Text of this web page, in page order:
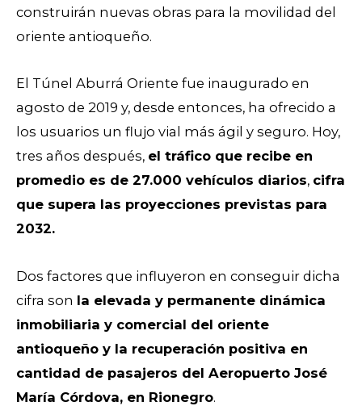
construirán nuevas obras para la movilidad del
oriente antioqueño.
El Túnel Aburrá Oriente fue inaugurado en
agosto de 2019 y, desde entonces, ha ofrecido a
los usuarios un flujo vial más ágil y seguro. Hoy,
tres años después, el tráfico que recibe en
promedio es de 27.000 vehículos diarios, cifra
que supera las proyecciones previstas para
2032.
Dos factores que influyeron en conseguir dicha
cifra son la elevada y permanente dinámica
inmobiliaria y comercial del oriente
antioqueño y la recuperación positiva en
cantidad de pasajeros del Aeropuerto José
María Córdova, en Rionegro.